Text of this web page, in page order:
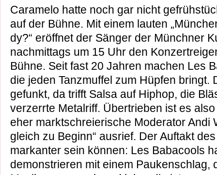
Caramelo hatte noch gar nicht
auf der Bühne. Mit einem lauten
dy?“ eröffnet der Sänger der Münchner
nachmittags um 15 Uhr den
Bühne. Seit fast 20 Jahren machen Les
die jeden Tanzmuffel zum Hüpfen bringt.
gefunkt, da trifft Salsa auf Hiphop, die
verzerrte Metalriff. Übertrieben ist es
eher marktschreierische Moderator Andi
gleich zu Beginn“ ausrief. Der Auftakt
markanter sein können: Les Babacools
demonstrieren mit einem Paukenschlag,